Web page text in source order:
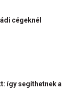
cégeknél
így segíthetnek a